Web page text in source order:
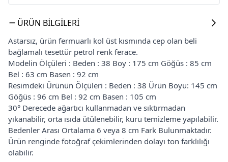
ÜRÜN BILGILERI
Astarsız, ürün fermuarlı kol üst kısmında cep olan beli
bağlamalı tesettür petrol renk ferace.
Modelin Ölçüleri : Beden : 38 Boy : 175 cm Göğüs : 85 cm
Bel : 63 cm Basen : 92 cm
Resimdeki Ürünün Ölçüleri : Beden : 38 Ürün Boyu: 145 cm
Göğüs : 96 cm Bel : 92 cm Basen : 105 cm
30° Derecede ağartıcı kullanmadan ve sıktırmadan
yıkanabilir, orta ısıda ütülenebilir, kuru temizleme yapılabilir.
Bedenler Arası Ortalama 6 veya 8 cm Fark Bulunmaktadır.
Ürün renginde fotoğraf çekimlerinden dolayı ton farklılığı
olabilir.